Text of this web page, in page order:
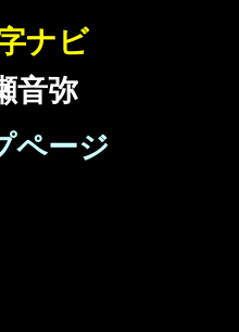
ナビ
音弥
ページ